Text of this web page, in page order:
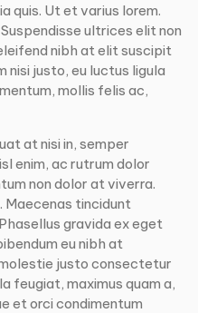
quis. Ut et varius lorem.
ultrices elit non
nibh at elit suscipit
justo, eu luctus ligula
mollis felis ac,
at nisi in, semper
enim, ac rutrum dolor
non dolor at viverra.
Maecenas tincidunt
gravida ex eget
eu nibh at
justo consectetur
feugiat, maximus quam a,
et orci condimentum